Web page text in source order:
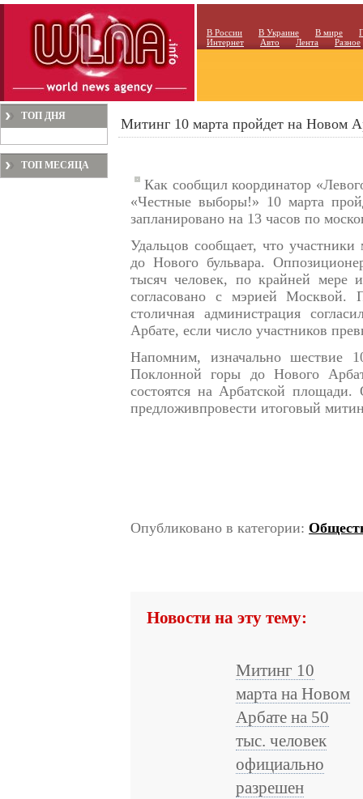
В России В Украине В мире
Интернет
Авто Лента Разное
ТОП ДНЯ
ТОП МЕСЯЦА
Митинг 10 марта пройдет на Новом
Как сообщил координатор
«Честные выборы!» 10 марта
запланировано на 13 часов по
Удальцов сообщает, что
до Нового бульвара.
тысяч человек, по крайней мере
согласовано с мэрией Москвой.
столичная администрация
Арбате, если число участников
Напомним, изначально шествие
Поклонной горы до Нового
состоятся на Арбатской
предложивпровести итоговый
Опубликовано в категории:
Новости на эту тему:
Митинг 10
марта на Новом
Арбате на 50
тыс. человек
официально
разрешен